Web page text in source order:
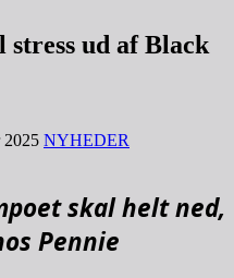
stress ud af Black
2025 NYHEDER
skal helt ned,
Pennie